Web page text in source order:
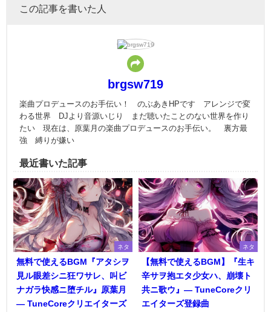
この記事を書いた人
brgsw719
楽曲プロデュースのお手伝い！ のぶあきHPです アレンジで変
わる世界 DJより音源いじり まだ聴いたことのない世界を作り
たい 現在は、原葉月の楽曲プロデュースのお手伝い。 裏方最
強 縛りが嫌い
最近書いた記事
ネタ
無料で使えるBGM『アタシヲ
見ル眼差シニ狂ワサレ、叫ビ
ナガラ快感ニ堕チル』原葉月
― TuneCoreクリエイターズ
ネタ
【無料で使えるBGM】『生キ
辛サヲ抱エタ少女ハ、崩壊ト
共ニ歌ウ』― TuneCoreクリ
エイターズ登録曲